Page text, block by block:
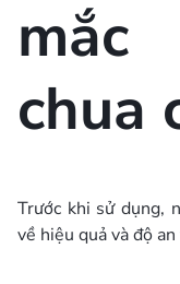
chua
Trước khi sử dụng,
về hiệu quả và độ